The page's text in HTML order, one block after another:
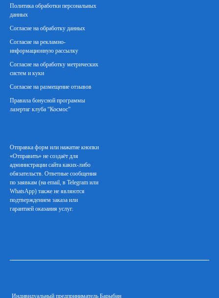
Политика обработки персональных
данных
Согласие на обработку данных
Согласие на рекламно-
информационную рассылку
Согласие на обработку метрических
систем и куки
Согласие на размещение отзывов
Правила бонусной программы
лазертаг клуба “Космос”
Отправка форм или нажатие кнопки
«Отправить» не создаёт для
администрации сайта каких-либо
обязательств. Ответные сообщения
по заявкам (на email, в Telegram или
WhatsApp) также не являются
подтверждением заказа или
гарантией оказания услуг.
Индивидуальный предприниматель Барыбин